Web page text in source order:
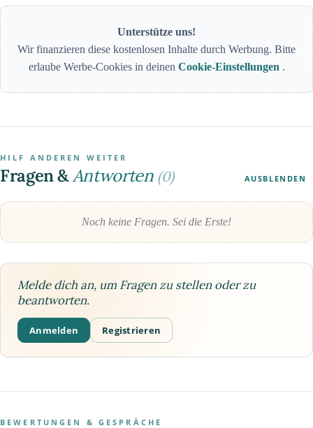
Unterstütze uns!
Wir finanzieren diese kostenlosen Inhalte durch Werbung. Bitte
erlaube Werbe-Cookies in deinen Cookie-Einstellungen .
HILF ANDEREN WEITER
Fragen &Antworten (0) AUSBLENDEN
Noch keine Fragen. Sei die Erste!
Melde dich an, um Fragen zu stellen oder zu
beantworten.
Anmelden Registrieren
BEWERTUNGEN & GESPRÄCHE